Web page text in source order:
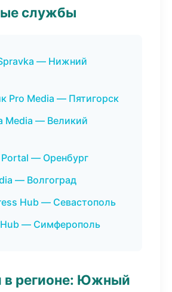
службы
— Нижний
Pro Media — Пятигорск
Media — Великий
— Оренбург
— Волгоград
Hub — Севастополь
— Симферополь
в регионе: Южный